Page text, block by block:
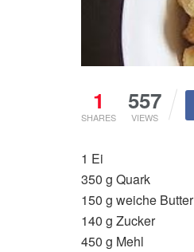
1
SHARES
557
VIEWS
1 Ei
350 g Quark
150 g weiche Butter
140 g Zucker
450 g Mehl